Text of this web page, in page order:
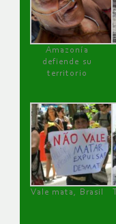
Amazonía
defiende su
territorio
Vale mata, Brasil